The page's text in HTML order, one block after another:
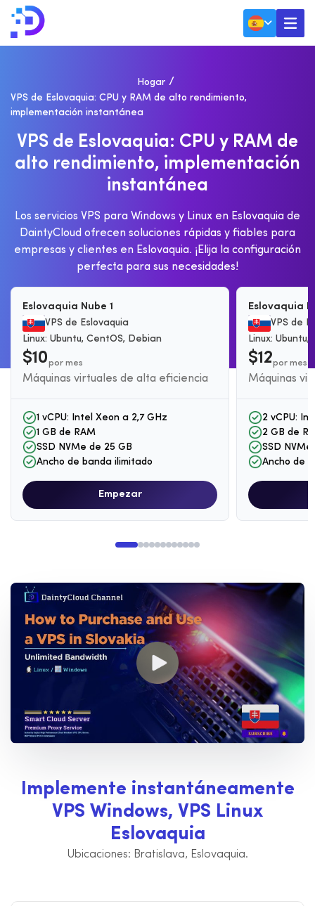
Hogar
VPS de Eslovaquia: CPU y RAM de alto rendimiento,
implementación instantánea
VPS DE ESLOVAQUIA: CPU Y RAM DE
ALTO RENDIMIENTO, IMPLEMENTACIÓN
INSTANTÁNEA
Los servicios VPS para Windows y Linux en Eslovaquia de
DaintyCloud ofrecen soluciones rápidas y fiables para
empresas y clientes en Eslovaquia. ¡Elija la configuración
perfecta para sus necesidades!
Eslovaquia Nube 1
VPS de Eslovaquia
Linux: Ubuntu, CentOS, Debian
$10por mes
Máquinas virtuales de alta eficiencia
1 vCPU: Intel Xeon a 2,7 GHz
1 GB de RAM
SSD NVMe de 25 GB
Ancho de banda ilimitado
Empezar
Eslovaquia
VPS de
Linux:
$12por mes
Máquinas
2 vCPU:
2 GB de
SSD
Ancho de
Implemente instantáneamente
VPS Windows, VPS Linux
Eslovaquia
Ubicaciones: Bratislava, Eslovaquia.